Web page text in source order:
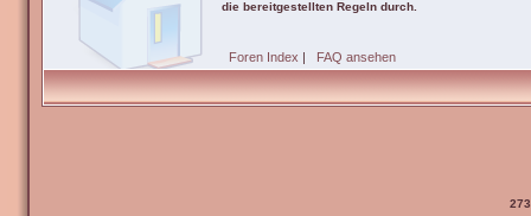
die bereitgestellten Regeln durch.
Foren Index | FAQ ansehen